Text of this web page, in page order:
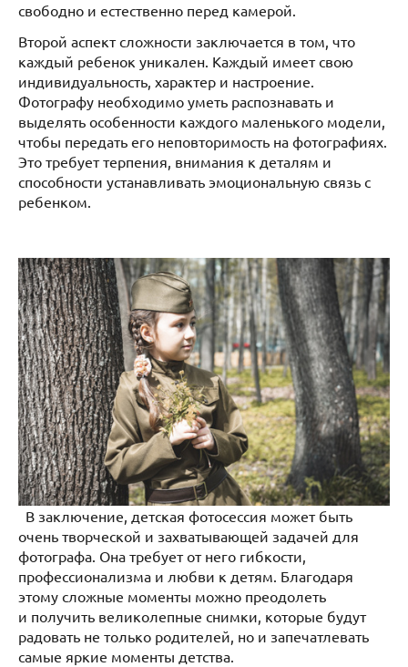
свободно и естественно перед камерой.
Второй аспект сложности заключается в том, что
каждый ребенок уникален. Каждый имеет свою
индивидуальность, характер и настроение.
Фотографу необходимо уметь распознавать и
выделять особенности каждого маленького модели,
чтобы передать его неповторимость на фотографиях.
Это требует терпения, внимания к деталям и
способности устанавливать эмоциональную связь с
ребенком.
В заключение, детская фотосессия может быть
очень творческой и захватывающей задачей для
фотографа. Она требует от него гибкости,
профессионализма и любви к детям. Благодаря
этому сложные моменты можно преодолеть
и получить великолепные снимки, которые будут
радовать не только родителей, но и запечатлевать
самые яркие моменты детства.